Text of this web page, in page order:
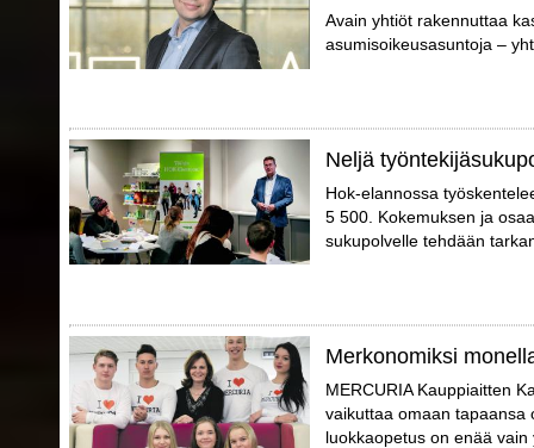
Avain yhtiöt rakennuttaa
asumisoikeusasuntoja –
Neljä
Hok-elannossa
5 500. Kokemuksen ja
sukupolvelle tehdään
Merkonomiksi
MERCURIA Kauppiaitten
vaikuttaa omaan tapaansa
luokkaopetus on enää